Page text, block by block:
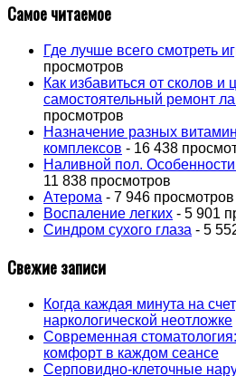
Самое читаемое
Где лучше всего смотреть
просмотров
Как избавиться от сколов и
самостоятельный ремонт
просмотров
Назначение разных
комплексов - 16 438
Наливной пол.
11 838 просмотров
Атерома - 7 946 просмотров
Воспаление легких - 5 901
Синдром сухого глаза - 5
Свежие записи
Когда каждая минута на
наркологической неотложке
Современная
комфорт в каждом сеансе
Серповидно-клеточные